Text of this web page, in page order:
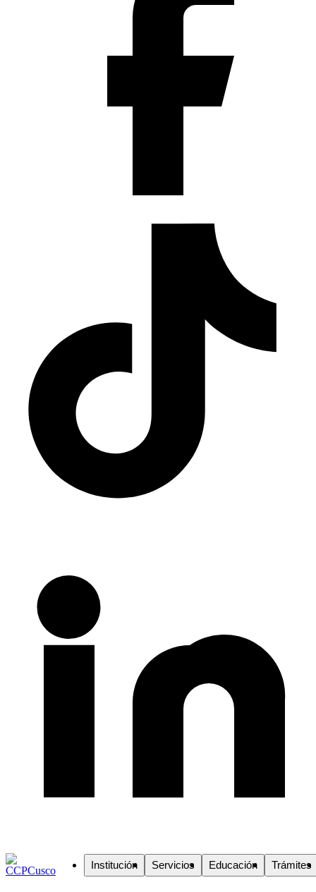
Institución Servicios Educación Trámites